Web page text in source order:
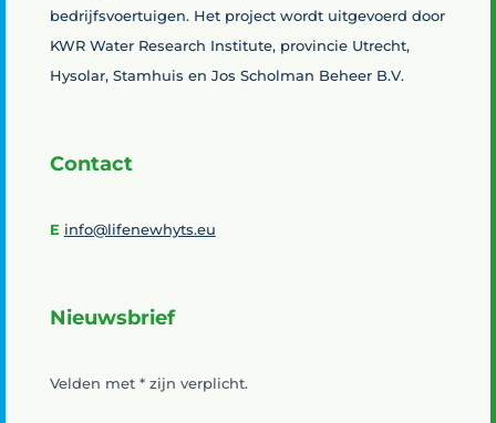
bedrijfsvoertuigen. Het project wordt uitgevoerd door
KWR Water Research Institute, provincie Utrecht,
Hysolar, Stamhuis en Jos Scholman Beheer B.V.
Contact
E info@lifenewhyts.eu
Nieuwsbrief
Velden met *zijn verplicht.